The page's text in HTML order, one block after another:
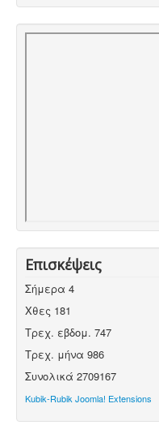
Επισκέψεις
Σήμερα 4
Χθες 181
Τρεχ. εβδομ. 747
Τρεχ. μήνα 986
Συνολικά 2709167
Kubik-Rubik Joomla! Extensions